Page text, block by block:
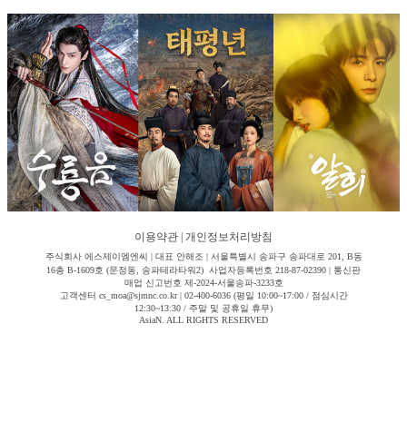
이용약관 개인정보처리방침
주식회사 에스제이엠엔씨 | 대표 안해조 | 서울특별시 송파구 송파대로 201, B동
16층 B-1609호 (문정동, 송파테라타워2) 사업자등록번호 218-87-02390 | 통신판
매업 신고번호 제-2024-서울송파-3233호
고객센터 cs_moa@sjmnc.co.kr | 02-400-6036 (평일 10:00~17:00 / 점심시간
12:30~13:30 / 주말 및 공휴일 휴무)
AsiaN. ALL RIGHTS RESERVED